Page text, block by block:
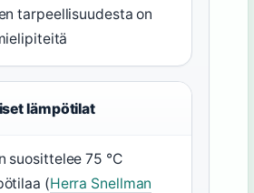
tarpeellisuudesta on
lämpötilat
suosittelee 75 °C
(Herra Snellman